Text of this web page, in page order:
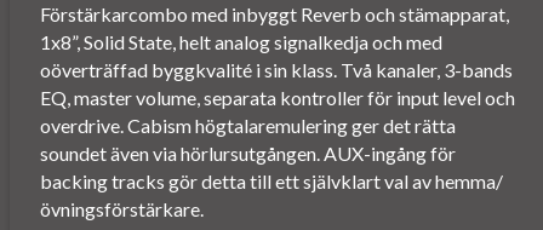
Förstärkarcombo med inbyggt Reverb och stämapparat,
1x8”, Solid State, helt analog signalkedja och med
oöverträffad byggkvalité i sin klass. Två kanaler, 3-bands
EQ, master volume, separata kontroller för input level och
overdrive. Cabism högtalaremulering ger det rätta
soundet även via hörlursutgången. AUX-ingång för
backing tracks gör detta till ett självklart val av hemma/
övningsförstärkare.